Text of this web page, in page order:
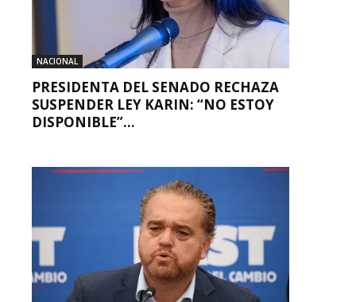
NACIONAL
PRESIDENTA DEL SENADO RECHAZA
SUSPENDER LEY KARIN: “NO ESTOY
DISPONIBLE”...